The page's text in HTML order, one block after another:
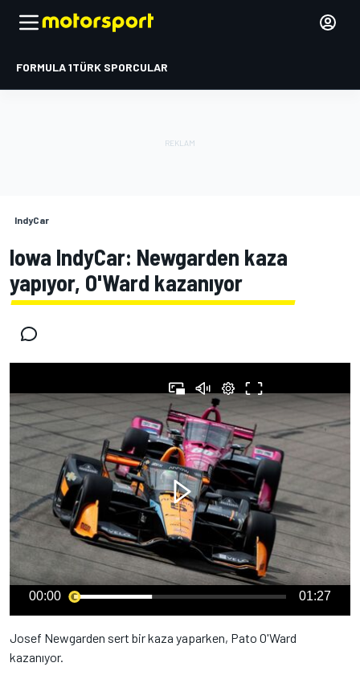
FORMULA 1TÜRK SPORCULAR
IndyCar
Iowa IndyCar: Newgarden kaza
yapıyor, O'Ward kazanıyor
00:00 01:27
Josef Newgarden sert bir kaza yaparken, Pato O'Ward
kazanıyor.